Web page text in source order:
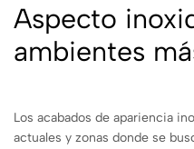
Aspecto
ambientes
Los acabados de apariencia
actuales y zonas donde se